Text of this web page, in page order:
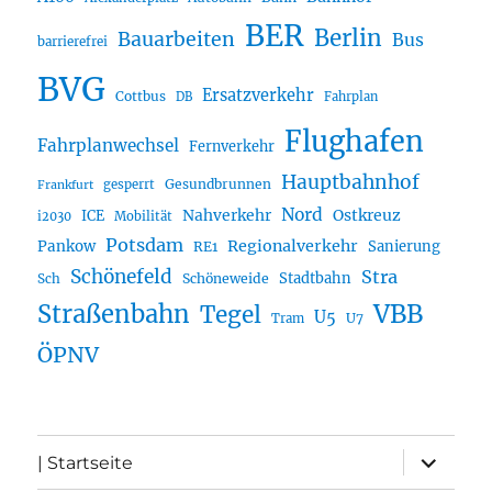
barrierefrei Bauarbeiten BER Berlin Bus
BVG Cottbus DB Ersatzverkehr Fahrplan
Fahrplanwechsel Fernverkehr Flughafen
Frankfurt gesperrt Gesundbrunnen Hauptbahnhof
i2030 ICE Mobilität Nahverkehr Nord Ostkreuz
Pankow Potsdam RE1 Regionalverkehr Sanierung
Sch Schönefeld Schöneweide Stadtbahn Stra
Straßenbahn Tegel Tram U5 U7 VBB
ÖPNV
| Startseite
öffnen